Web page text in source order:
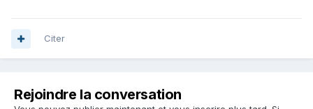
Citer
Rejoindre la conversation